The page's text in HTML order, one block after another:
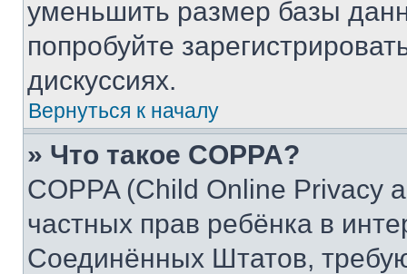
уменьшить размер базы
попробуйте
дискуссиях.
Вернуться к началу
» Что такое COPPA?
COPPA (Child Online Privacy
частных прав ребёнка в
Соединённых Штатов,